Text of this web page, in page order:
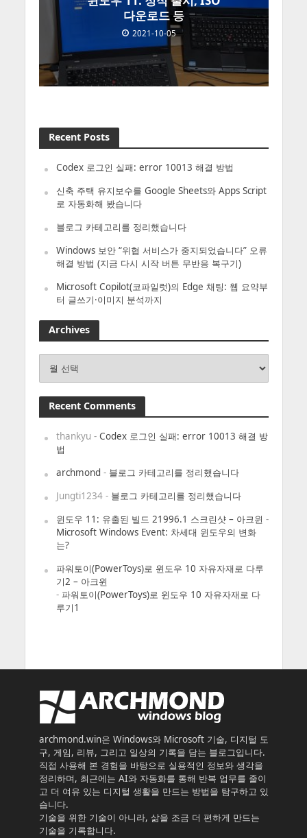
다운로드 등
2021-10-05
Recent Posts
Codex 로그인 실패: error 10013 해결 방법
신축 주택 유지보수를 Google Sheets와 Apps Script
로 자동화해 봤습니다
블로그 카테고리를 정리했습니다
Windows 보안 “위협 서비스가 중지되었습니다” 오류
해결 방법 (지금 다시 시작 버튼 무반응 복구기)
Microsoft Copilot(코파일럿)의 Edge 채팅: 웹 요약부
터 글쓰기·이미지 분석까지
Archives
Recent Comments
thankyu - Codex 로그인 실패: error 10013 해결 방
법
archmond- 블로그 카테고리를 정리했습니다
Jungti1234- 블로그 카테고리를 정리했습니다
윈도우 11: 유출된 빌드 21996.1 스크린샷 – 아크윈 -
Microsoft Windows Event: 차세대 윈도우의 변화
는?
파워토이(PowerToys)로 윈도우 10 자유자재로 다루
기2 – 아크윈
- 파워토이(PowerToys)로 윈도우 10 자유자재로 다
루기1
archmond.win은 Windows와 Microsoft 기술, 디지털 도
구, 게임, 리뷰, 그리고 일상의 기록을 담는 블로그입니다.
직접 사용해 본 경험을 바탕으로 실용적인 정보와 생각을
정리하며, 최근에는 AI와 자동화를 통해 반복 업무를 줄이
고 더 여유 있는 디지털 생활을 만드는 방법을 탐구하고 있
습니다.
기술을 위한 기술이 아니라, 삶을 조금 더 편하게 만드는
기술을 기록합니다.